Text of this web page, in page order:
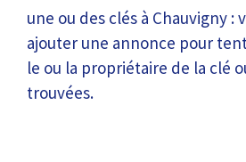
une ou des clés à Chauvigny :
ajouter une annonce pour
le ou la propriétaire de la clé
trouvées.